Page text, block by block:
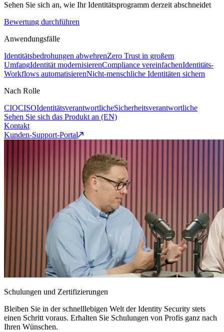
Sehen Sie sich an, wie Ihr Identitätsprogramm derzeit abschneidet
Bewertung durchführen
Anwendungsfälle
Identitätsbedrohungen abwehrenZero Trust in großem
UmfangIdentität modernisierenCompliance vereinfachenIdentitäts-
Workflows automatisierenNicht-menschliche Identitäten sichern
Nach Rolle
CIOCISOIdentitätsverantwortlicheSicherheitsverantwortliche
Sehen Sie sich das Produkt an (EN)
Kontakt
Kunden-Support-Portal
Schulungen und Zertifizierungen
Bleiben Sie in der schnelllebigen Welt der Identity Security stets
einen Schritt voraus. Erhalten Sie Schulungen von Profis ganz nach
Ihren Wünschen.